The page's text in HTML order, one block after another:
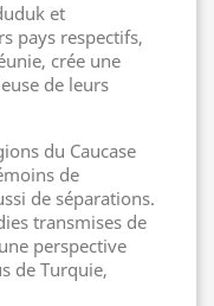
et
pays respectifs,
crée une
de leurs
du Caucase
de
de séparations.
transmises de
perspective
de Turquie,